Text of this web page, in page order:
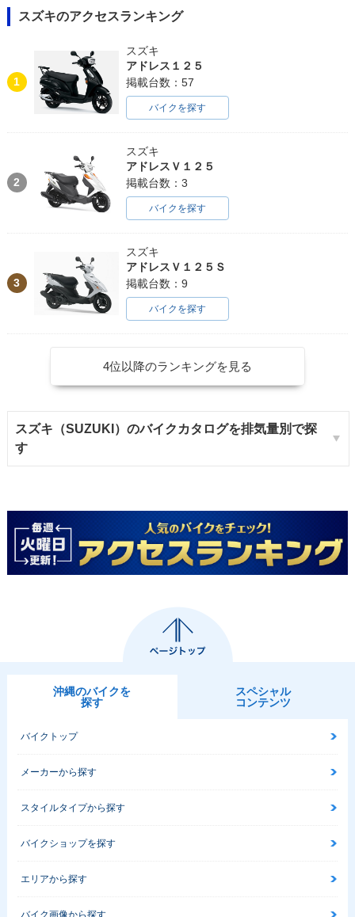
スズキのアクセスランキング
1
スズキ
アドレス１２５
掲載台数：57
バイクを探す
2
スズキ
アドレスＶ１２５
掲載台数：3
バイクを探す
3
スズキ
アドレスＶ１２５Ｓ
掲載台数：9
バイクを探す
4位以降のランキングを見る
スズキ（SUZUKI）のバイクカタログを排気量別で探
す
沖縄のバイクを
探す
スペシャル
コンテンツ
バイクトップ
メーカーから探す
スタイルタイプから探す
バイクショップを探す
エリアから探す
バイク画像から探す